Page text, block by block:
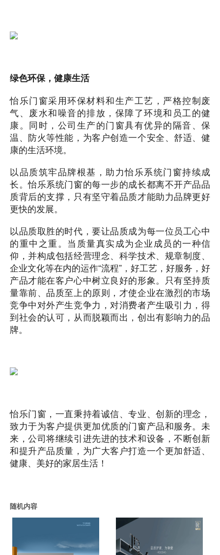
绿色环保，健康生活
怡乐门窗采用环保材料和生产工艺，严格控制废
气、废水和噪音的排放，保障了环境和员工的健
康。同时，公司生产的门窗具有优异的隔音、保
温、防火等性能，为客户创造一个安全、舒适、健
康的生活环境。
以品质筑牢品牌根基，助力怡乐系统门窗持续成
长。怡乐系统门窗的每一步的成长都离不开产品品
质背后的支撑，只有坚守着品质才能助力品牌更好
更快的发展。
以品质取胜的时代，要让品质成为每一位员工心中
的重中之重。当质量真实成为企业成员的一种信
仰，并构成包括经营理念、科学技术、规章制度、
企业文化等在内的运作“流程”，好工艺，好服务，好
产品才能在客户心中树立良好的形象。只有坚持质
量靠前、品质至上的原则，才使企业在激烈的市场
竞争中对外产生竞争力，对消费者产生吸引力，得
到社会的认可，从而脱颖而出，创出有影响力的品
牌。
怡乐门窗，一直秉持着诚信、专业、创新的理念，
致力于为客户提供更加优质的门窗产品和服务。未
来，公司将继续引进先进的技术和设备，不断创新
和提升产品质量，为广大客户打造一个更加舒适、
健康、美好的家居生活！
随机内容